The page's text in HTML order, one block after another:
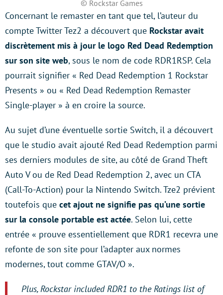
© Rockstar Games
Concernant le remaster en tant que tel, l’auteur du
compte Twitter Tez2 a découvert que Rockstar avait
discrètement mis à jour le logo Red Dead Redemption
sur son site web, sous le nom de code RDR1RSP. Cela
pourrait signifier « Red Dead Redemption 1 Rockstar
Presents » ou « Red Dead Redemption Remaster
Single-player » à en croire la source.
Au sujet d’une éventuelle sortie Switch, il a découvert
que le studio avait ajouté Red Dead Redemption parmi
ses derniers modules de site, au côté de Grand Theft
Auto V ou de Red Dead Redemption 2, avec un CTA
(Call-To-Action) pour la Nintendo Switch. Tze2 prévient
toutefois que cet ajout ne signifie pas qu’une sortie
sur la console portable est actée. Selon lui, cette
entrée « prouve essentiellement que RDR1 recevra une
refonte de son site pour l’adapter aux normes
modernes, tout comme GTAV/O ».
Plus, Rockstar included RDR1 to the Ratings list of